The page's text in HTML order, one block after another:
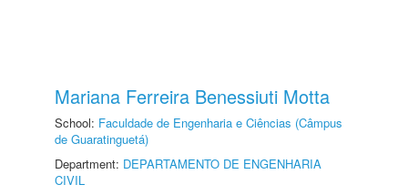
Mariana Ferreira Benessiuti Motta
School: Faculdade de Engenharia e Ciências (Câmpus
de Guaratinguetá)
Department: DEPARTAMENTO DE ENGENHARIA
CIVIL